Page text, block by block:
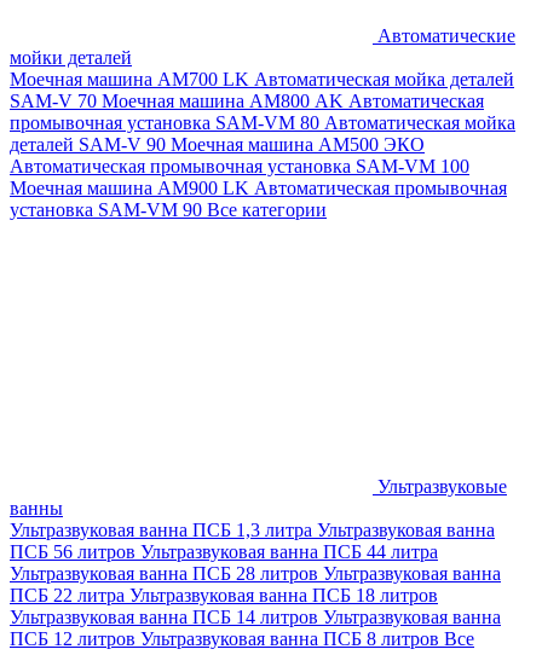
Автоматические
мойки деталей
Моечная машина AM700 LK Автоматическая мойка деталей
SAM-V 70 Моечная машина АМ800 AK Автоматическая
промывочная установка SAM-VM 80 Автоматическая мойка
деталей SAM-V 90 Моечная машина АМ500 ЭКО
Автоматическая промывочная установка SAM-VM 100
Моечная машина AM900 LK Автоматическая промывочная
установка SAM-VM 90 Все категории
Ультразвуковые
ванны
Ультразвуковая ванна ПСБ 1,3 литра Ультразвуковая ванна
ПСБ 56 литров Ультразвуковая ванна ПСБ 44 литра
Ультразвуковая ванна ПСБ 28 литров Ультразвуковая ванна
ПСБ 22 литра Ультразвуковая ванна ПСБ 18 литров
Ультразвуковая ванна ПСБ 14 литров Ультразвуковая ванна
ПСБ 12 литров Ультразвуковая ванна ПСБ 8 литров Все